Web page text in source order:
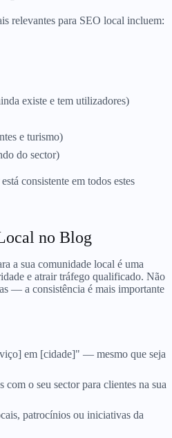
relevantes para SEO local incluem:
existe e tem utilizadores)
e turismo)
do sector)
consistente em todos estes
no Blog
a sua comunidade local é uma
e atrair tráfego qualificado. Não
— a consistência é mais importante
em [cidade]" — mesmo que seja
com o seu sector para clientes na sua
patrocínios ou iniciativas da